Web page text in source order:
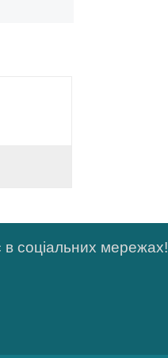
в соціальних мережах!